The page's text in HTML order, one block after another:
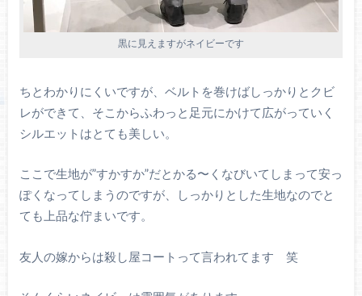
黒に見えますがネイビーです
ちとわかりにくいですが、ベルトを巻けばしっかりとクビ
レができて、そこからふわっと足元にかけて広がっていく
シルエットはとても美しい。
ここで生地が”すかすか”だとかる〜くなびいてしまって安っ
ぽくなってしまうのですが、しっかりとした生地なのでと
ても上品な佇まいです。
友人の嫁からは殺し屋コートって言われてます 笑